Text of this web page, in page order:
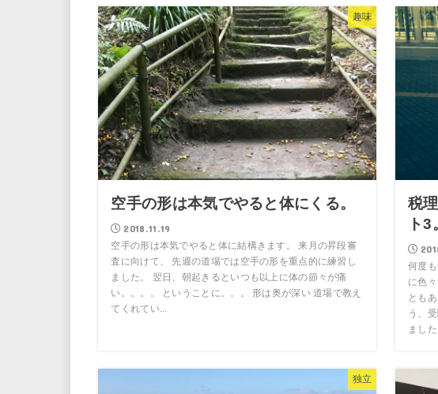
趣味
空手の形は本気でやると体にくる。
2018.11.19
空手の形は本気でやると体に結構きます。 来月の昇段審
査に向けて、 先週の道場では空手の形を重点的に練習し
ました。 翌日、朝起きるといつも以上に体の節々が痛
い。。。。 ということに。。。 形は奥が深い 道場で教え
てくれてい...
税
ト3
何度
に色
とも
う、
まし
独立